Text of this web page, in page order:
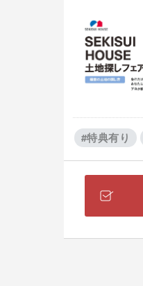
#特典有り